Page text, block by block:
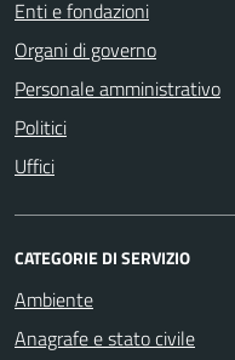
Enti e fondazioni
Organi di governo
Personale amministrativo
Politici
Uffici
CATEGORIE DI SERVIZIO
Ambiente
Anagrafe e stato civile